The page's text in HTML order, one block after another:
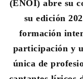
(ENOI) abre su
su edición
formación
participación y
única de